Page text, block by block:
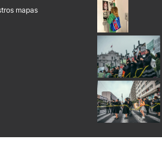
mapas